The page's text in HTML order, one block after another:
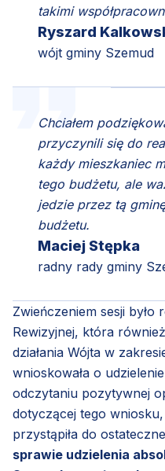
takimi
Ryszard
wójt gminy Szemud
Chciałem
przyczynili się do
każdy mieszkaniec
tego budżetu, ale
jedzie przez tą
budżetu.
Maciej Stępka
radny rady gminy
Zwieńczeniem sesji
Rewizyjnej, która
działania Wójta w
wnioskowała o
odczytaniu pozytywnej
dotyczącej tego
przystąpiła do
sprawie udzielenia